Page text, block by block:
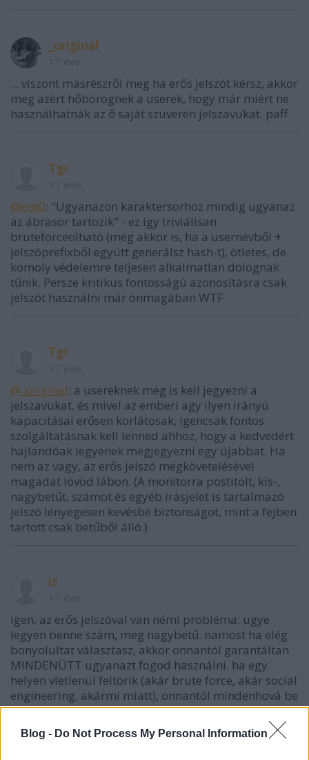
Blog - Do Not Process My Personal Information
_original
... viszont másrészről meg ha erős jelszót kérsz, akkor
meg azért hőbörögnek a userek, hogy már miért ne
használhatnák az ő saját szuverén jelszavukat. paff.
Tgr
@ern0: "Ugyanazon karaktersorhoz mindig ugyanaz
az ábrasor tartozik" - ez így triviálisan
bruteforceolható (még akkor is, ha a usernévből +
jelszóprefixből együtt generálsz hash-t), ötletes, de
komoly védelemre teljesen alkalmatlan dolognak
tűnik. Persze kritikus fontosságú azonosításra csak
jelszót használni már önmagában WTF.
Tgr
@_original: a usereknek meg is kell jegyezni a
jelszavukat, és mivel az emberi agy ilyen irányú
kapacitásai erősen korlátosak, igencsak fontos
szolgáltatásnak kell lenned ahhoz, hogy a kedvedért
hajlandóak legyenek megjegyezni egy újabbat. Ha
nem az vagy, az erős jelszó megkövetelésével
magadat lövöd lábon. (A monitorra postitolt, kis-,
nagybetűt, számot és egyéb írásjelet is tartalmazó
jelszó lényegesen kevésbé biztonságot, mint a fejben
tartott csak betűből álló.)
is
igen, az erős jelszóval van némi probléma: ugye
legyen benne szám, meg nagybetű. namost ha elég
bonyolultat választasz, akkor onnantól garantáltan
MINDENÜTT ugyanazt fogod használni. ha egy
helyen vletlenül feltörik (akár brute force, akár social
engineering, akármi miatt), onnantól mindenhová be
tudnak menni.
ennél már csak az a szebb, ha még meg is kell